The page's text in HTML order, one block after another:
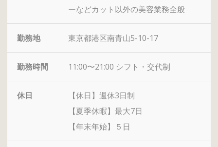
ーなどカット以外の美容業務全般
勤務地 東京都港区南青山5-10-17
勤務時間 11:00〜21:00 シフト・交代制
休日
【休日】週休3日制
【夏季休暇】最大7日
【年末年始】５日